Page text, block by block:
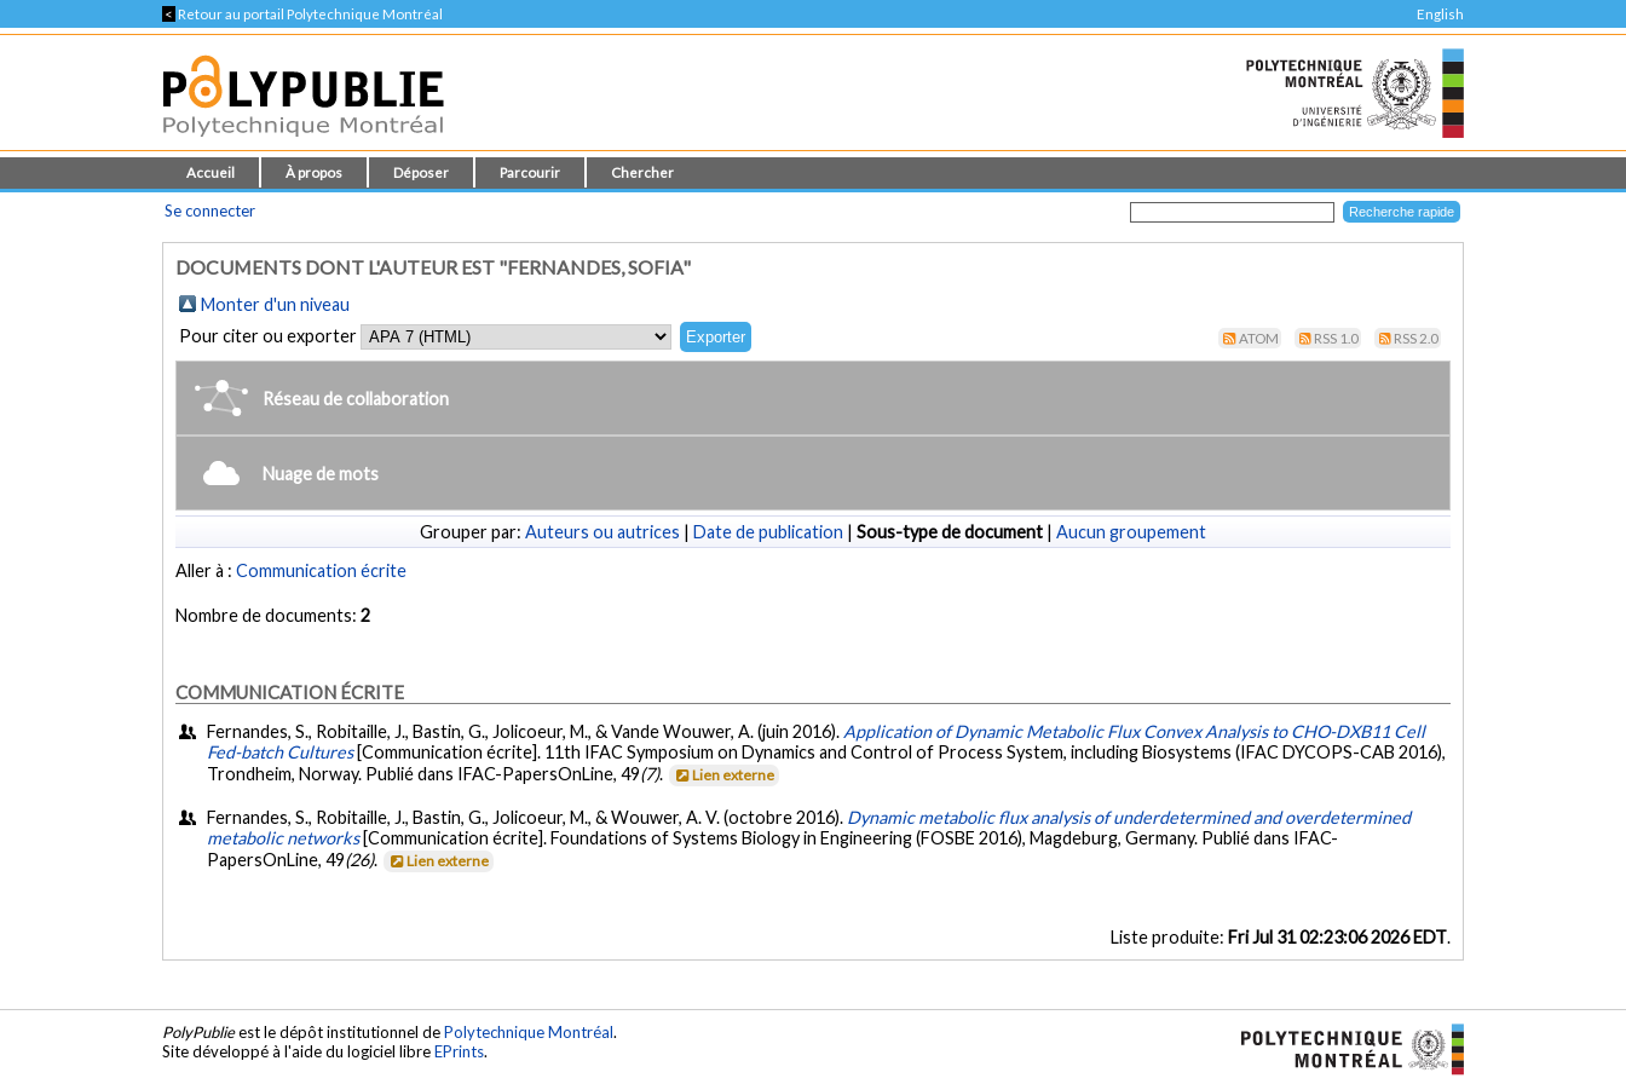
< Retour au portail Polytechnique Montréal English
Accueil À propos Déposer Parcourir Chercher
Se connecter
DOCUMENTS DONT L'AUTEUR EST "FERNANDES, SOFIA"
Monter d'un niveau
Pour citer ou exporter
ATOM RSS 1.0 RSS 2.0
Réseau de collaboration
Nuage de mots
Grouper par: Auteurs ou autrices | Date de publication | Sous-type de document | Aucun groupement
Aller à :Communication écrite
Nombre de documents:2
COMMUNICATION ÉCRITE
Fernandes, S., Robitaille, J., Bastin, G., Jolicoeur, M., & Vande Wouwer, A. (juin 2016). Application of Dynamic Metabolic Flux Convex Analysis to CHO-DXB11 Cell
Fed-batch Cultures [Communication écrite]. 11th IFAC Symposium on Dynamics and Control of Process System, including Biosystems (IFAC DYCOPS-CAB 2016),
Trondheim, Norway. Publié dans IFAC-PapersOnLine, 49(7). Lien externe
Fernandes, S., Robitaille, J., Bastin, G., Jolicoeur, M., & Wouwer, A. V. (octobre 2016). Dynamic metabolic flux analysis of underdetermined and overdetermined
metabolic networks [Communication écrite]. Foundations of Systems Biology in Engineering (FOSBE 2016), Magdeburg, Germany. Publié dans IFAC-
PapersOnLine, 49(26). Lien externe
Liste produite: Fri Jul 31 02:23:06 2026 EDT.
PolyPublieest le dépôt institutionnel dePolytechnique Montréal.
Site développé à l'aide du logiciel libreEPrints.